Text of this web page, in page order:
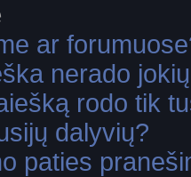
ar
nerado
rodo tik
dalyvių?
paties